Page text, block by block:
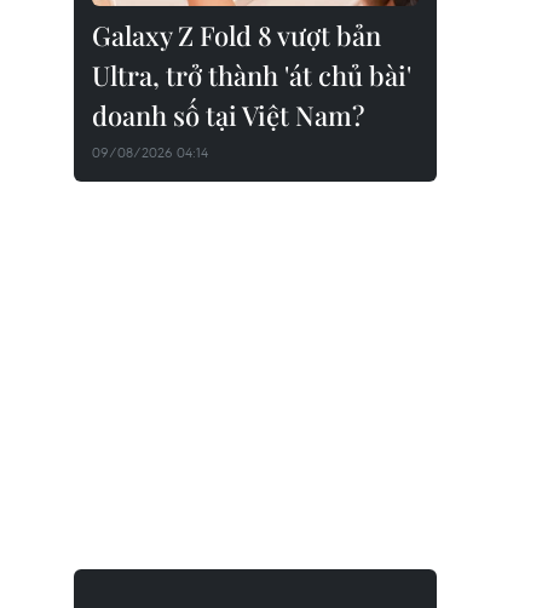
Galaxy Z Fold 8 vượt bản
Ultra, trở thành 'át chủ bài'
doanh số tại Việt Nam?
09/08/2026 04:14